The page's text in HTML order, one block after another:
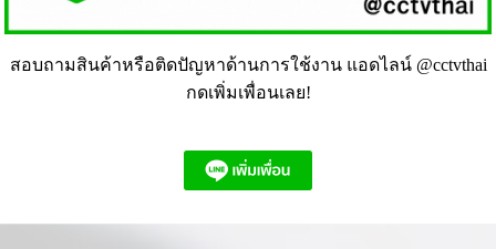
สอบถามสินค้าหรือติดปัญหาด้านการใช้งาน แอดไลน์ @cctvthai
กดเพิ่มเพื่อนเลย!